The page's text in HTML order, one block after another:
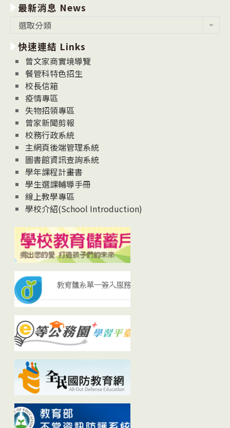
最新消息 News
消
息
News
選取分類
快速連結 Links
曾文家商實境導覽
餐管科特色招生
校長信箱
疫情專區
失物招領專區
曾家新聞剪報
校務行政系統
主網頁後端管理系統
圖書館資訊查詢系統
學年課程計畫書
學生選課輔導手冊
線上教學專區
學校介紹(School Introduction)